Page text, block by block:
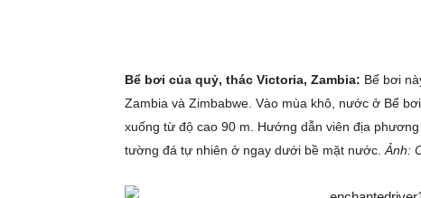
Bể bơi của quỷ, thác Victoria, Zambia: Bể bơi
Zambia và Zimbabwe. Vào mùa khô, nước ở Bể
xuống từ độ cao 90 m. Hướng dẫn viên địa
tường đá tự nhiên ở ngay dưới bề mặt nước. Ảnh: